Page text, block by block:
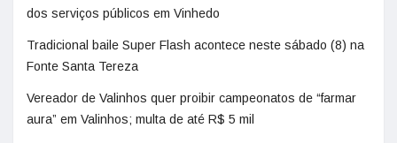
dos serviços públicos em Vinhedo
Tradicional baile Super Flash acontece neste sábado (8) na
Fonte Santa Tereza
Vereador de Valinhos quer proibir campeonatos de “farmar
aura” em Valinhos; multa de até R$ 5 mil